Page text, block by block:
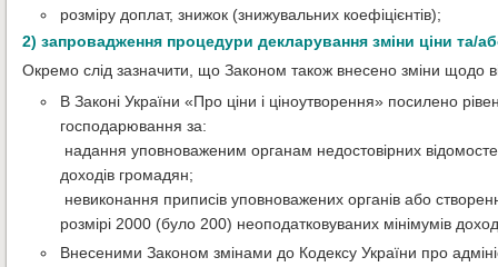
розміру доплат, знижок (знижувальних коефіцієнтів);
2) запровадження процедури декларування зміни ціни та/
Окремо слід зазначити, що Законом також внесено зміни щодо
В Законі України «Про ціни і ціноутворення» посилено
господарювання за:
 надання уповноваженим органам недостовірних
доходів громадян;
 невиконання приписів уповноважених органів або
розмірі 2000 (було 200) неоподатковуваних мінімумів
Внесеними Законом змінами до Кодексу України про